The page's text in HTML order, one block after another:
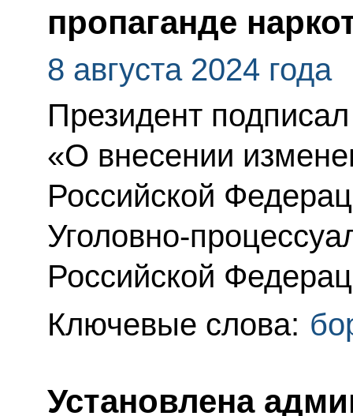
пропаганде
8 августа 2024 года
Президент
«О внесении
Российской
Уголовно-
Российской
Ключевые слова:
Установлена